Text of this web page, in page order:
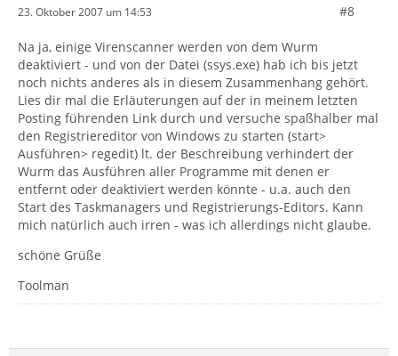
23. Oktober 2007 um 14:53 #8
Na ja, einige Virenscanner werden von dem Wurm
deaktiviert - und von der Datei (ssys.exe) hab ich bis jetzt
noch nichts anderes als in diesem Zusammenhang gehört.
Lies dir mal die Erläuterungen auf der in meinem letzten
Posting führenden Link durch und versuche spaßhalber mal
den Registriereditor von Windows zu starten (start>
Ausführen> regedit) lt. der Beschreibung verhindert der
Wurm das Ausführen aller Programme mit denen er
entfernt oder deaktiviert werden könnte - u.a. auch den
Start des Taskmanagers und Registrierungs-Editors. Kann
mich natürlich auch irren - was ich allerdings nicht glaube.
schöne Grüße
Toolman